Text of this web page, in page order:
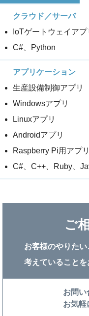
IoTゲートウェイアプ
C#、Python
生産設備制御アプリ
Windowsアプリ
Linuxアプリ
Androidアプリ
Raspberry Pi用アプリ
C#、C++、Ruby、
ご
お客様のやりたい
考えていることを
お問い
お気軽